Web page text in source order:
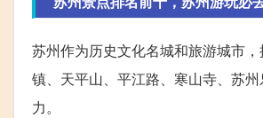
苏州作为历史文化名城和旅游城市
镇、天平山、平江路、寒山寺、苏
力。